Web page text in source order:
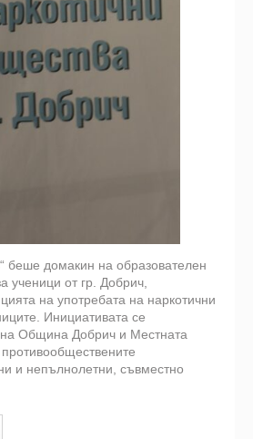
беше домакин на образователен
ученици от гр. Добрич,
на употребата на наркотични
Инициативата се
Община Добрич и Местната
и непълнолетни, съвместно